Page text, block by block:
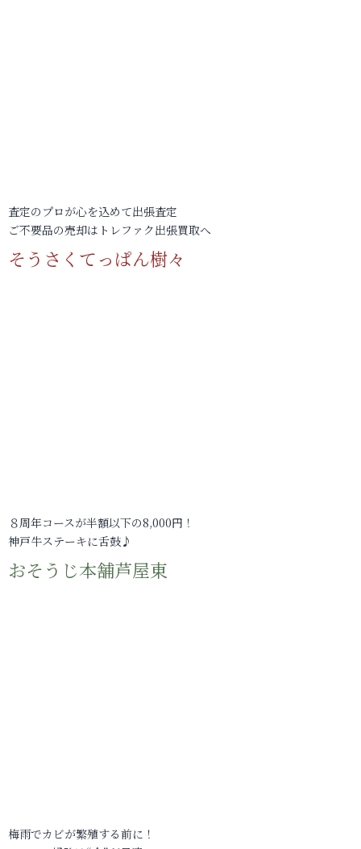
査定のプロが心を込めて出張査定
ご不要品の売却はトレファク出張買取へ
そうさくてっぱん樹々
８周年コースが半額以下の8,000円！
神戸牛ステーキに舌鼓♪
おそうじ本舗芦屋東
梅雨でカビが繁殖する前に！